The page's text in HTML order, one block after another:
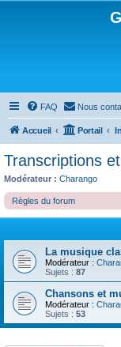
FAQ Nous
Accueil Portail
Transcriptions
Modérateur : Charango
Règles du forum
La musique
Modérateur :
Sujets : 87
Chansons et
Modérateur :
Sujets : 53